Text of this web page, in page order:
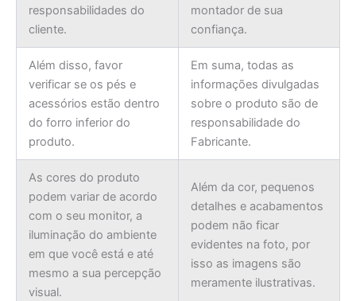
responsabilidades do
cliente.
montador de sua
confiança.
Além disso, favor
verificar se os pés e
acessórios estão dentro
do forro inferior do
produto.
Em suma, todas as
informações divulgadas
sobre o produto são de
responsabilidade do
Fabricante.
As cores do produto
podem variar de acordo
com o seu monitor, a
iluminação do ambiente
em que você está e até
mesmo a sua percepção
visual.
Além da cor, pequenos
detalhes e acabamentos
podem não ficar
evidentes na foto, por
isso as imagens são
meramente ilustrativas.